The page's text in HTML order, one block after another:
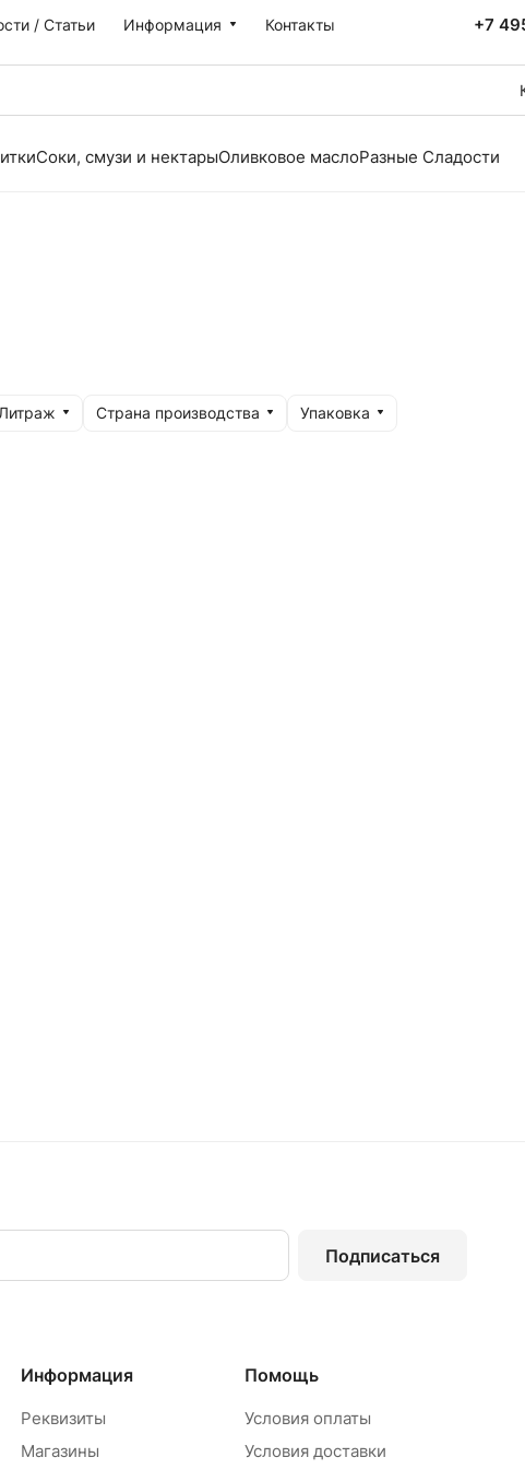
/ Статьи Информация Контакты +7
Соки, смузи и нектарыОливковое маслоРазные Сладости
Литраж Страна производства Упаковка
Подписаться
Информация
Реквизиты
Магазины
Помощь
Условия оплаты
Условия доставки